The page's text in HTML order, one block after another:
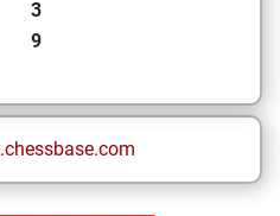
3
9